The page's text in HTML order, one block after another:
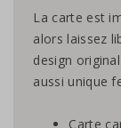
La carte est
alors laissez
design
aussi unique
Carte